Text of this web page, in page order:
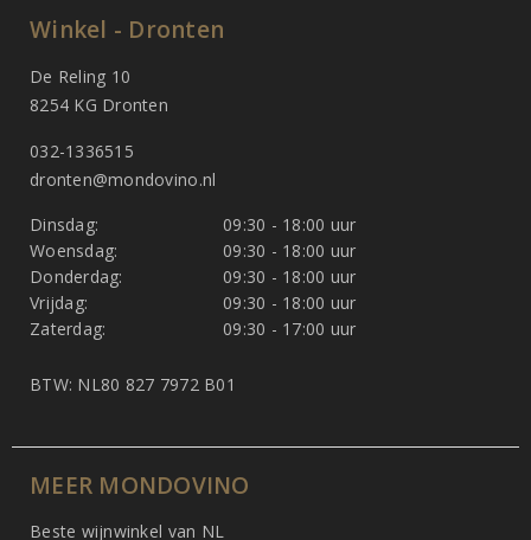
Winkel - Dronten
De Reling 10
8254 KG Dronten
032-1336515
dronten@mondovino.nl
Dinsdag:
09:30 - 18:00 uur
Woensdag:
09:30 - 18:00 uur
Donderdag:
09:30 - 18:00 uur
Vrijdag:
09:30 - 18:00 uur
Zaterdag:
09:30 - 17:00 uur
BTW: NL80 827 7972 B01
MEER MONDOVINO
Beste wijnwinkel van NL